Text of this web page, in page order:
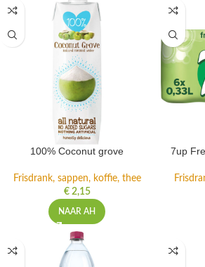
100% Coconut grove
Frisdrank, sappen, koffie, thee
€2,15
NAAR AH
7up